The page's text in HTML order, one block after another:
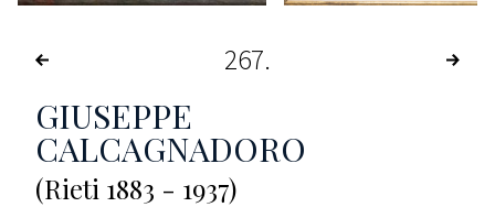
267
GIUSEPPE
CALCAGNADORO
(Rieti 1883 - 1937)